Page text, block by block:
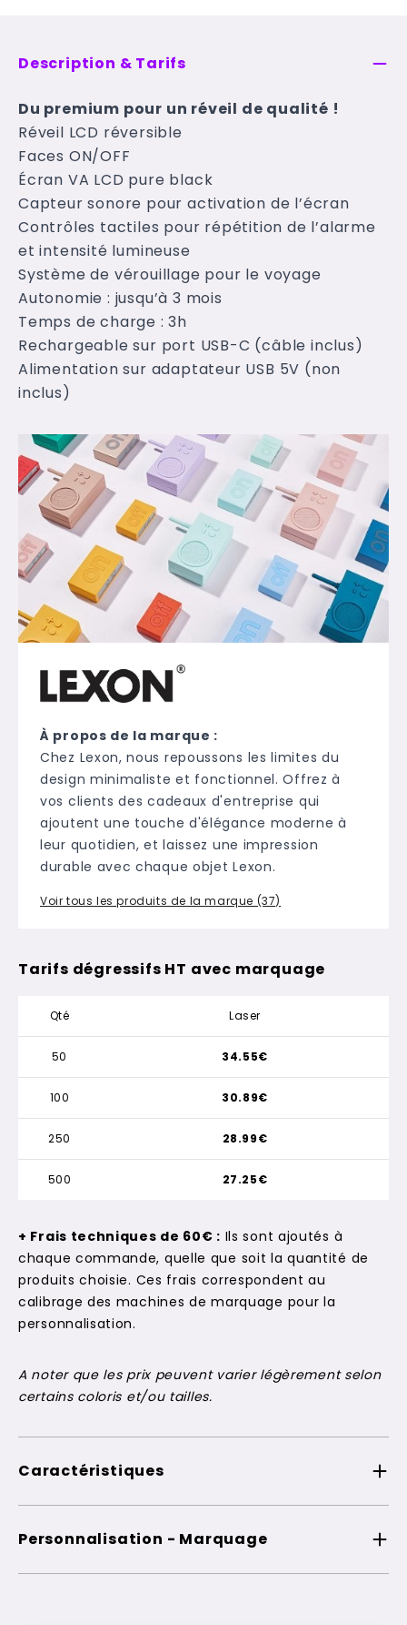
Description & Tarifs
Du premium pour un réveil de qualité !
Réveil LCD réversible
Faces ON/OFF
Écran VA LCD pure black
Capteur sonore pour activation de l’écran
Contrôles tactiles pour répétition de l’alarme
et intensité lumineuse
Système de vérouillage pour le voyage
Autonomie : jusqu’à 3 mois
Temps de charge : 3h
Rechargeable sur port USB-C (câble inclus)
Alimentation sur adaptateur USB 5V (non
inclus)
À propos de la marque :
Chez Lexon, nous repoussons les limites du
design minimaliste et fonctionnel. Offrez à
vos clients des cadeaux d'entreprise qui
ajoutent une touche d'élégance moderne à
leur quotidien, et laissez une impression
durable avec chaque objet Lexon.
Voir tous les produits de la marque (37)
Tarifs dégressifs HT avec marquage
Qté Laser
50
100
250
500
34.55€
30.89€
28.99€
27.25€
+ Frais techniques de 60€ : Ils sont ajoutés à
chaque commande, quelle que soit la quantité de
produits choisie. Ces frais correspondent au
calibrage des machines de marquage pour la
personnalisation.
A noter que les prix peuvent varier légèrement selon
certains coloris et/ou tailles.
Caractéristiques
Personnalisation - Marquage